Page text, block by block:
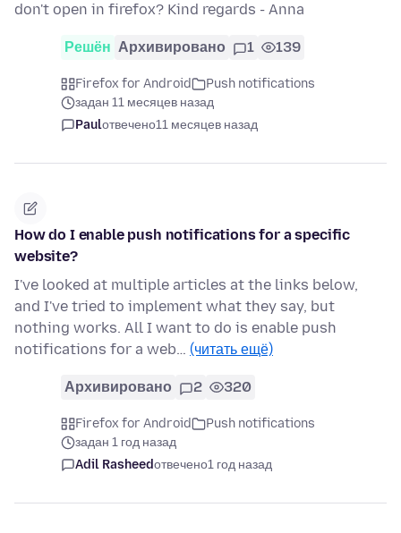
don't open in firefox? Kind regards - Anna
Решён Архивировано 1 139
Firefox for Android
Push notifications
задан 11 месяцев назад
Paulотвечено11 месяцев назад
How do I enable push notifications for a specific
website?
I've looked at multiple articles at the links below,
and I've tried to implement what they say, but
nothing works. All I want to do is enable push
notifications for a web… (читать ещё)
Архивировано 2 320
Firefox for Android
Push notifications
задан 1 год назад
Adil Rasheedотвечено1 год назад